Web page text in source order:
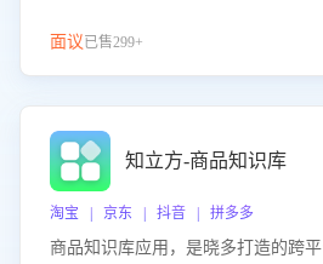
面议已售299+
知立方-商品知识库
淘宝 | 京东 | 抖音 | 拼多多
商品知识库应用，是晓多打造的跨